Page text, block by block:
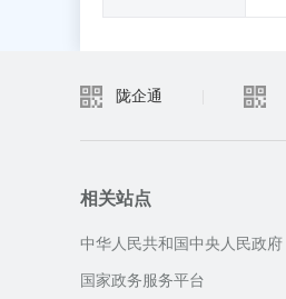
陇企通
相关站点
中华人民共和国中央人民政府
国家政务服务平台